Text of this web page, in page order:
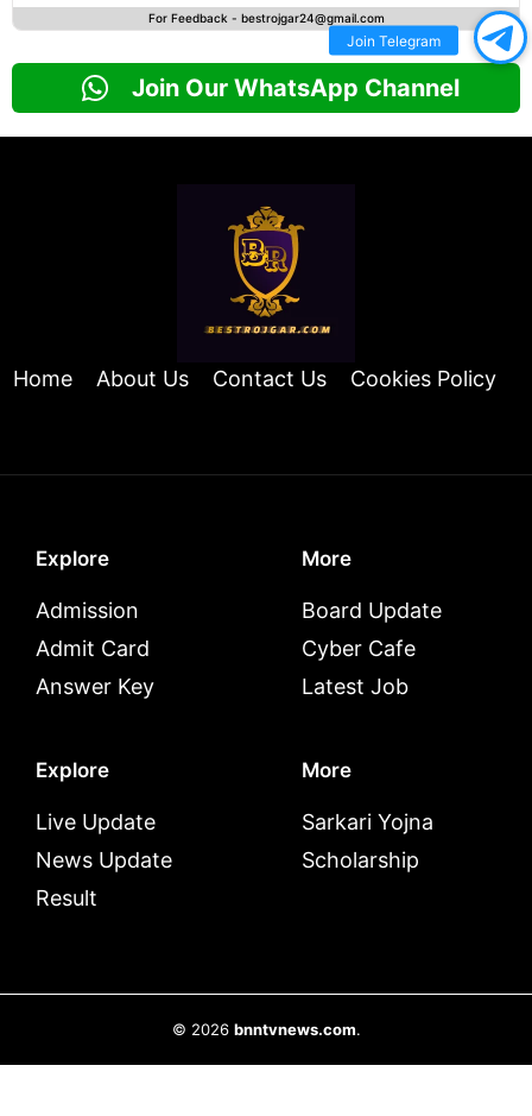
For Feedback - bestrojgar24@gmail.com
Join Our WhatsApp Channel
Home About Us Contact Us Cookies Policy
Explore
Admission
Admit Card
Answer Key
More
Board Update
Cyber Cafe
Latest Job
Explore
Live Update
News Update
Result
More
Sarkari Yojna
Scholarship
© 2026 bnntvnews.com.
Join Telegram